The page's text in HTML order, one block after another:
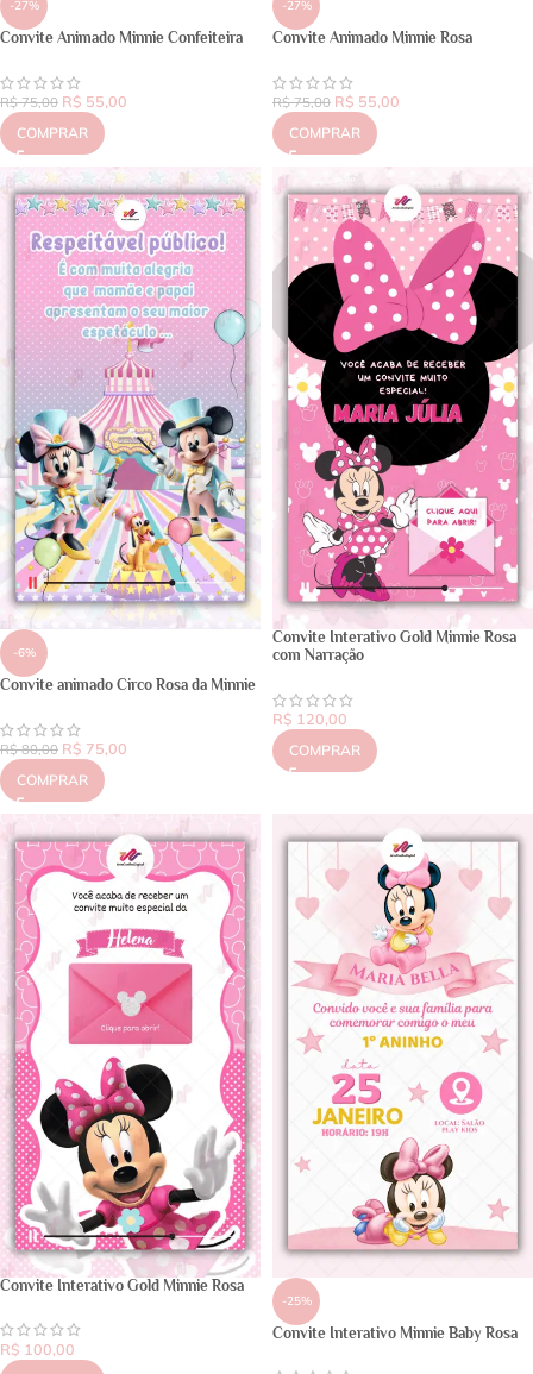
-27%
Convite Animado Minnie Confeiteira
R$75,00 R$ 55,00
COMPRAR
-27%
Convite Animado Minnie Rosa
R$75,00 R$ 55,00
COMPRAR
-6%
Convite animado Circo Rosa da Minnie
R$80,00 R$ 75,00
COMPRAR
Convite Interativo Gold Minnie Rosa
com Narração
R$ 120,00
COMPRAR
Convite Interativo Gold Minnie Rosa
R$ 100,00
-25%
Convite Interativo Minnie Baby Rosa